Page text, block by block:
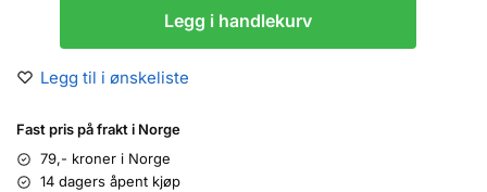
Legg i handlekurv
Legg til i ønskeliste
Fast pris på frakt i Norge
79,- kroner i Norge
14 dagers åpent kjøp